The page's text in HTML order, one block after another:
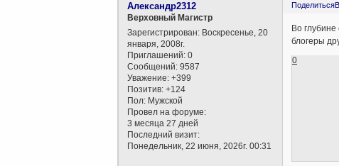
Поделиться
Александр2312
Верховный Магистр
Зарегистрирован: Воскресенье, 20
января, 2008г.
Приглашений: 0
Сообщений: 9587
Уважение: +399
Позитив: +124
Пол: Мужской
Провел на форуме:
3 месяца 27 дней
Последний визит:
Понедельник, 22 июня, 2026г. 00:31
Во глубине
блогеры
0